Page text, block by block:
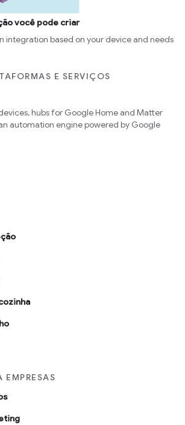
você pode criar
integration based on your device and needs
E SERVIÇOS
hubs for Google Home and Matter
automation engine powered by Google
EMPRESAS